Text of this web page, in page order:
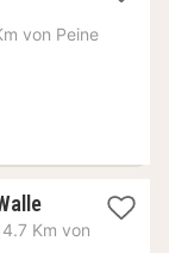
ab
von Peine
1
Nacht
Km von